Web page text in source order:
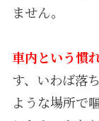
ません。
車内という慣
す、いわば落
ような場所で